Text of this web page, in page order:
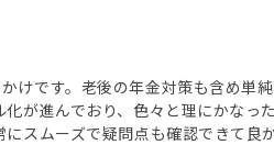
けです。老後の年金対策も含め単
が進んでおり、色々と理にかなっ
スムーズで疑問点も確認できて良